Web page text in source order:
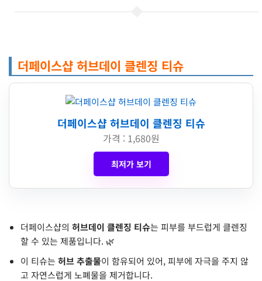
더페이스샵 허브데이 클렌징 티슈
더페이스샵 허브데이 클렌징 티슈
가격 : 1,680원
최저가 보기
더페이스샵의 허브데이 클렌징 티슈는 피부를 부드럽게 클렌징
할 수 있는 제품입니다. 🌿
이 티슈는 허브 추출물이 함유되어 있어, 피부에 자극을 주지 않
고 자연스럽게 노폐물을 제거합니다.